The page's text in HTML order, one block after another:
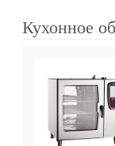
Кухонное